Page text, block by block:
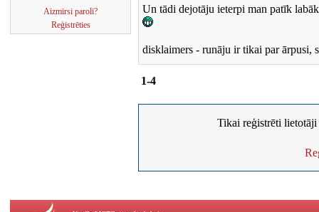
Aizmirsi paroli?
Reģistrēties
Un tādi dejotāju ieterpi man patīk
disklaimers - runāju ir tikai par ārpusi,
1-4
Tikai reģistrēti